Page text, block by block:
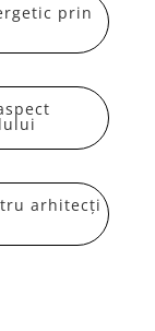
prin
arhitecți